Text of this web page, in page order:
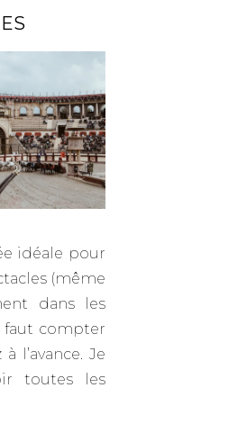
idéale pour
(même
dans les
faut compter
l’avance. Je
toutes les